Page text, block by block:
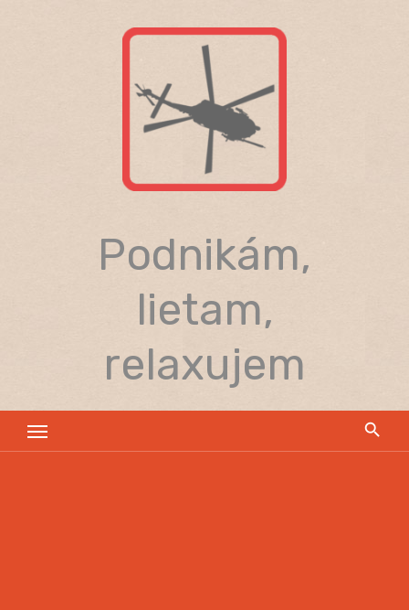
Podnikám,
lietam,
relaxujem